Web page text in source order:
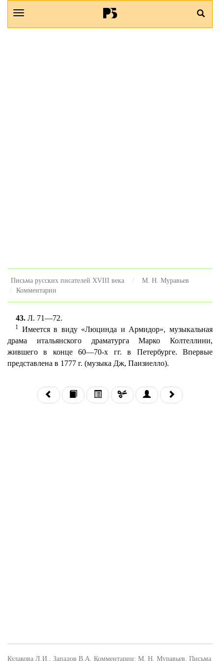
Письма русских писателей XVIII века
М. Н. Муравьев
Комментарии
43. Л. 71—72.
1 Имеется в виду «Люцинда и Армидор», музыкальная
драма итальянского драматурга Марко Колтеллини,
жившего в конце 60—70-х гг. в Петербурге. Впервые
представлена в 1777 г. (музыка Дж, Паизиелло).
Кулакова Л.И., Западов В.А. Комментарии: М. Н. Муравьев. Письма